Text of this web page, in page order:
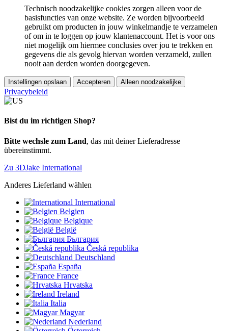
Technisch noodzakelijke cookies zorgen alleen voor de
basisfuncties van onze website. Ze worden bijvoorbeeld
gebruikt om producten in jouw winkelmandje te verzamelen
of om in te loggen op jouw klantenaccount. Het is voor ons
niet mogelijk om hiermee conclusies over jou te trekken en
gegevens die als gevolg hiervan worden verzameld, zullen
nooit aan derden worden doorgegeven.
Instellingen opslaan Accepteren Alleen noodzakelijke
Privacybeleid
Bist du im richtigen Shop?
Bitte wechsle zum Land, das mit deiner Lieferadresse
übereinstimmt.
Zu 3DJake International
Anderes Lieferland wählen
International
Belgien
Belgique
België
България
Česká republika
Deutschland
España
France
Hrvatska
Ireland
Italia
Magyar
Nederland